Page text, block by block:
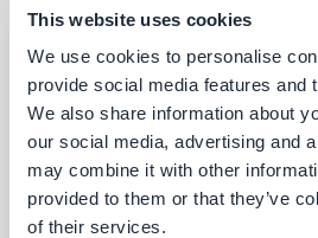
This website uses cookies
We use cookies to personalise
provide social media features and
We also share information about
our social media, advertising and
may combine it with other
provided to them or that they’ve
of their services.
Sie müssen ein Experte für
Neben dem Aufbau und der
müssen Sie ihm auch
und Lösungen für seine
Sie die neuesten Trends auf
Mobiltelefone im Auge